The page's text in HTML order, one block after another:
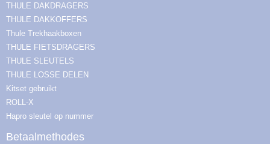
THULE DAKDRAGERS
THULE DAKKOFFERS
Thule Trekhaakboxen
THULE FIETSDRAGERS
THULE SLEUTELS
THULE LOSSE DELEN
Kitset gebruikt
ROLL-X
Hapro sleutel op nummer
Betaalmethodes